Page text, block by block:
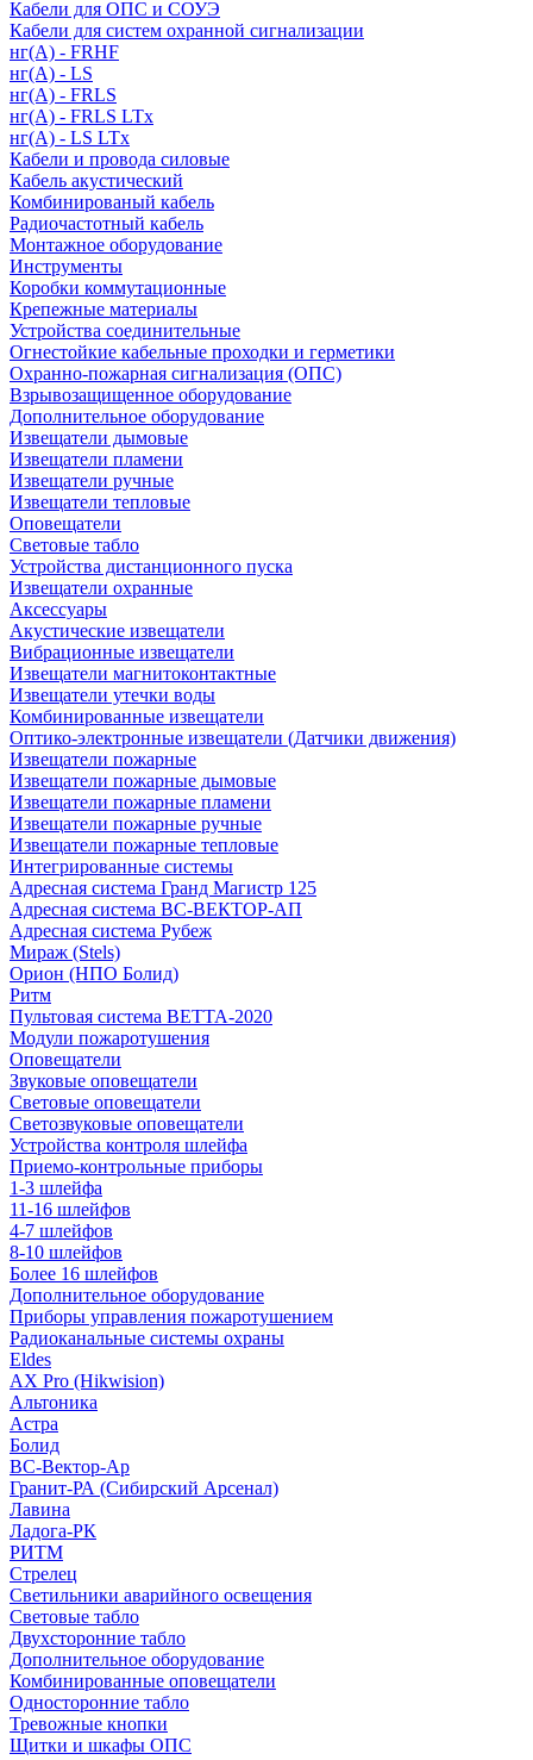
Кабели для ОПС и СОУЭ
Кабели для систем охранной сигнализации
нг(A) - FRHF
нг(A) - LS
нг(А) - FRLS
нг(А) - FRLS LTx
нг(А) - LS LTx
Кабели и провода силовые
Кабель акустический
Комбинированый кабель
Радиочастотный кабель
Монтажное оборудование
Инструменты
Коробки коммутационные
Крепежные материалы
Устройства соединительные
Огнестойкие кабельные проходки и герметики
Охранно-пожарная сигнализация (ОПС)
Взрывозащищенное оборудование
Дополнительное оборудование
Извещатели дымовые
Извещатели пламени
Извещатели ручные
Извещатели тепловые
Оповещатели
Световые табло
Устройства дистанционного пуска
Извещатели охранные
Аксессуары
Акустические извещатели
Вибрационные извещатели
Извещатели магнитоконтактные
Извещатели утечки воды
Комбинированные извещатели
Оптико-электронные извещатели (Датчики движения)
Извещатели пожарные
Извещатели пожарные дымовые
Извещатели пожарные пламени
Извещатели пожарные ручные
Извещатели пожарные тепловые
Интегрированные системы
Адресная система Гранд Магистр 125
Адресная система ВС-ВЕКТОР-АП
Адресная система Рубеж
Мираж (Stels)
Орион (НПО Болид)
Ритм
Пультовая система ВЕТТА-2020
Модули пожаротушения
Оповещатели
Звуковые оповещатели
Световые оповещатели
Светозвуковые оповещатели
Устройства контроля шлейфа
Приемо-контрольные приборы
1-3 шлейфа
11-16 шлейфов
4-7 шлейфов
8-10 шлейфов
Более 16 шлейфов
Дополнительное оборудование
Приборы управления пожаротушением
Радиоканальные системы охраны
Eldes
AX Pro (Hikwision)
Альтоника
Астра
Болид
ВС-Вектор-Ар
Гранит-РА (Сибирский Арсенал)
Лавина
Ладога-РК
РИТМ
Стрелец
Светильники аварийного освещения
Световые табло
Двухсторонние табло
Дополнительное оборудование
Комбинированные оповещатели
Односторонние табло
Тревожные кнопки
Щитки и шкафы ОПС